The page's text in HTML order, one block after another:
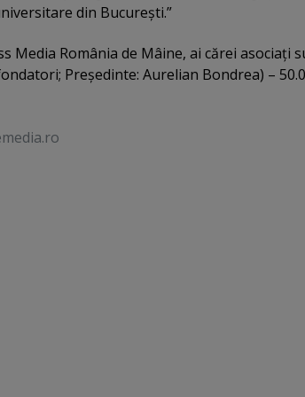
din Bucureşti.”
Media România de Mâine, ai cărei asociaţi
Preşedinte: Aurelian Bondrea) –